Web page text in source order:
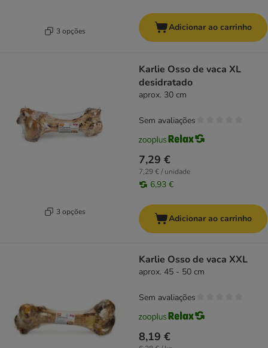
3 opções Adicionar ao carrinho
3 opções
Karlie Osso de vaca XL
desidratado
aprox. 30 cm
7,29 €
7,29 € / unidade
6,93 €
Sem avaliações
Adicionar ao carrinho
Karlie Osso de vaca XXL
aprox. 45 - 50 cm
8,19 €
Sem avaliações